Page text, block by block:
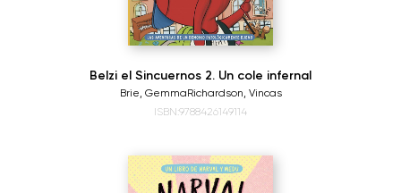
Belzi el Sincuernos 2. Un cole infernal
Brie, GemmaRichardson, Vincas
ISBN:9788426149114